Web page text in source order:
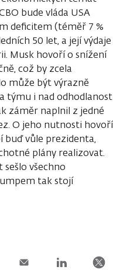
bude vláda USA
deficitem (téměř 7 %
50 let, a její výdaje
Musk hovoří o snížení
což by zcela
může být výrazně
týmu i nad odhodlanost
záměr naplnil z jedné
O jeho nutnosti hovoří
buď vůle prezidenta,
plány realizovat.
sešlo všechno
tak stojí